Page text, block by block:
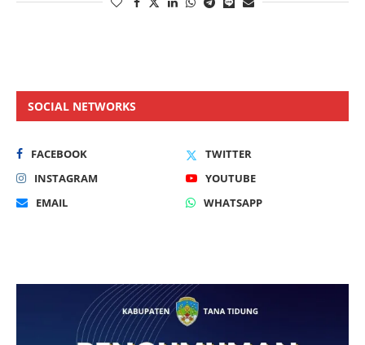
SOCIAL NETWORKS
FACEBOOK
TWITTER
INSTAGRAM
YOUTUBE
EMAIL
WHATSAPP